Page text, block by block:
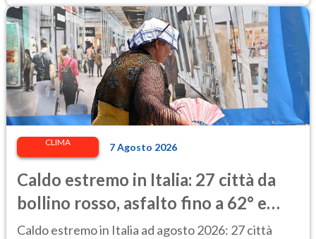
CLIMA 7 Agosto 2026
Caldo estremo in Italia: 27 città da
bollino rosso, asfalto fino a 62° e
punte di 48° alla stazione di Napoli
Caldo estremo in Italia ad agosto 2026: 27 città